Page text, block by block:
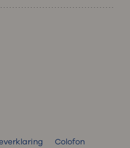
Colofon